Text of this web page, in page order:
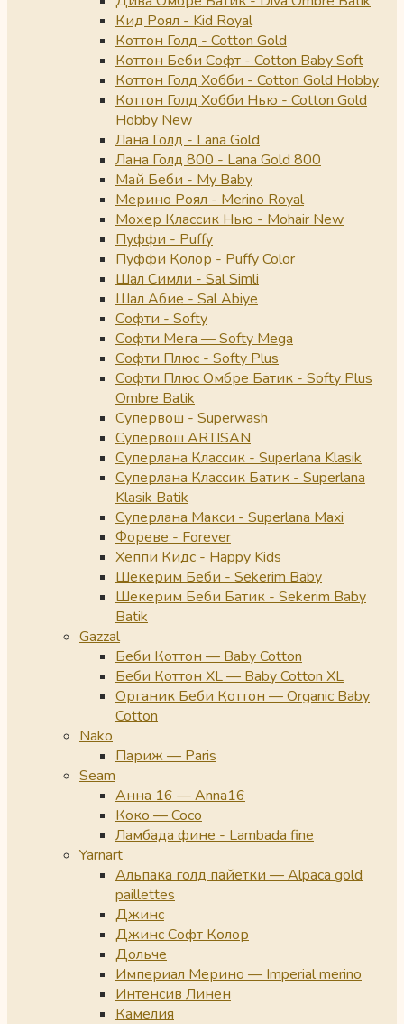
Кид Роял - Kid Royal
Коттон Голд - Cotton Gold
Коттон Беби Софт - Cotton Baby Soft
Коттон Голд Хобби - Cotton Gold Hobby
Коттон Голд Хобби Нью - Cotton Gold
Hobby New
Лана Голд - Lana Gold
Лана Голд 800 - Lana Gold 800
Май Беби - My Baby
Мерино Роял - Merino Royal
Мохер Классик Нью - Mohair New
Пуффи - Puffy
Пуффи Колор - Puffy Color
Шал Симли - Sal Simli
Шал Абие - Sal Abiye
Софти - Softy
Софти Мега — Softy Mega
Софти Плюс - Softy Plus
Софти Плюс Омбре Батик - Softy Plus
Ombre Batik
Супервош - Superwash
Супервош ARTISAN
Суперлана Классик - Superlana Klasik
Суперлана Классик Батик - Superlana
Klasik Batik
Суперлана Макси - Superlana Maxi
Фореве - Forever
Хеппи Кидс - Happy Kids
Шекерим Беби - Sekerim Baby
Шекерим Беби Батик - Sekerim Baby
Batik
Gazzal
Беби Коттон — Baby Cotton
Беби Коттон XL — Baby Cotton XL
Органик Беби Коттон — Organic Baby
Cotton
Nako
Париж — Paris
Seam
Анна 16 — Anna16
Коко — Coco
Ламбада фине - Lambada fine
Yarnart
Альпака голд пайетки — Alpaca gold
paillettes
Джинс
Джинс Софт Колор
Дольче
Империал Мерино — Imperial merino
Интенсив Линен
Камелия